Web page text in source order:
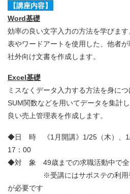
【講座内容】
Word基礎
効率の良い文字入力の方法を学びます
表やワードアートを使用した、他者
社外向け文書を作成します。
Excel基礎
ミスなくデータ入力する方法を身につ
SUM関数などを用いてデータを集計
良い売上管理表を作成します。
◆日 時 《1月開講》1/25（木）、1/
17：00
◆対 象 49歳までの求職活動中で全
※受講にはサポステの利用登
が必要です